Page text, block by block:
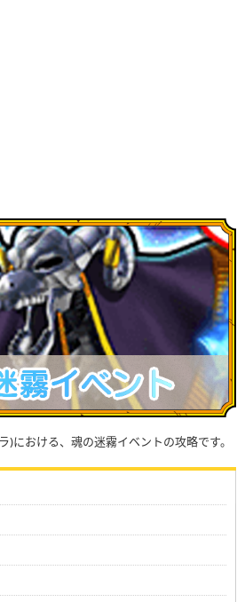
)における、魂の迷霧イベントの攻略です。